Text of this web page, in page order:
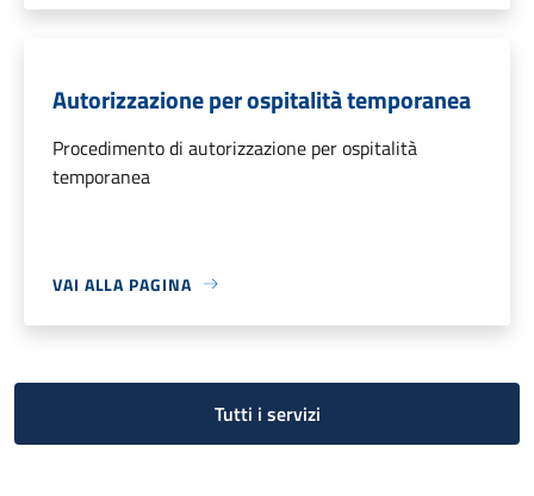
Autorizzazione per ospitalità temporanea
Procedimento di autorizzazione per ospitalità
temporanea
VAI ALLA PAGINA
Tutti i servizi